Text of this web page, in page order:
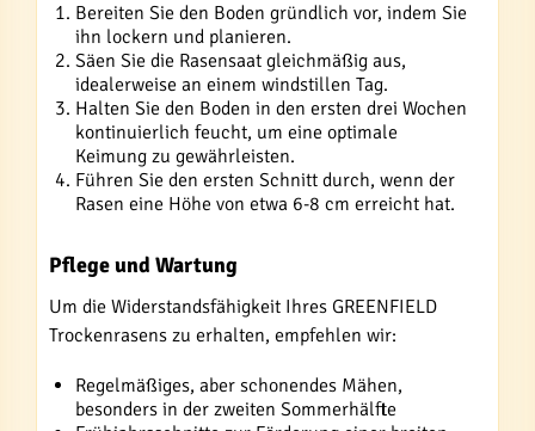
Bereiten Sie den Boden gründlich vor, indem Sie
ihn lockern und planieren.
Säen Sie die Rasensaat gleichmäßig aus,
idealerweise an einem windstillen Tag.
Halten Sie den Boden in den ersten drei Wochen
kontinuierlich feucht, um eine optimale
Keimung zu gewährleisten.
Führen Sie den ersten Schnitt durch, wenn der
Rasen eine Höhe von etwa 6-8 cm erreicht hat.
Pflege und Wartung
Um die Widerstandsfähigkeit Ihres GREENFIELD
Trockenrasens zu erhalten, empfehlen wir:
Regelmäßiges, aber schonendes Mähen,
besonders in der zweiten Sommerhälfte